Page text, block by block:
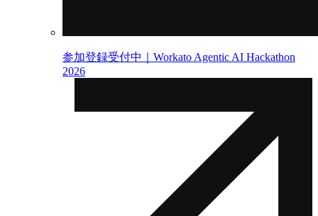
参加登録受付中｜Workato Agentic AI Hackathon
2026